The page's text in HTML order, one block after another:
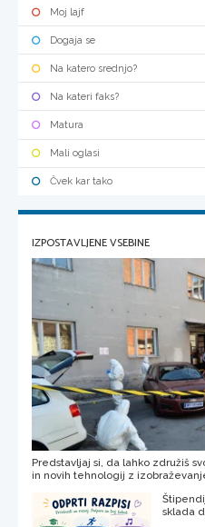
Moj lajf
Dogaja se
Na katero srednjo?
Na kateri faks?
Matura
Mali oglasi
Čvek kar tako
IZPOSTAVLJENE VSEBINE
Predstavljaj si, da lahko združiš
in novih tehnologij z
sklada